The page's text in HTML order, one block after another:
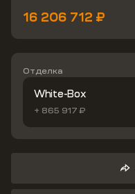
16 206 712 ₽
Отделка
White-Box
+ 865 917 ₽